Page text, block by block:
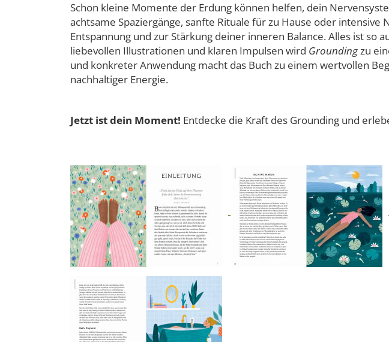
Schon kleine Momente der Erdung können helfen, dein
achtsame Spaziergänge, sanfte Rituale für zu Hause oder
Entspannung und zur Stärkung deiner inneren Balance. Alles ist
liebevollen Illustrationen und klaren Impulsen wird Groundingzu
und konkreter Anwendung macht das Buch zu einem wertvollen
nachhaltiger Energie.
Jetzt ist dein Moment! Entdecke die Kraft des Grounding und